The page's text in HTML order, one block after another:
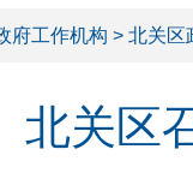
府工作机构 > 北关区
北关区